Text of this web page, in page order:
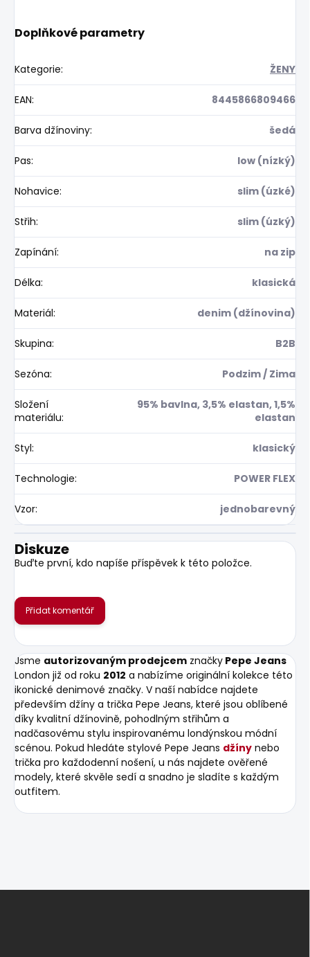
Doplňkové parametry
Kategorie: ŽENY
EAN: 8445866809466
Barva džínoviny: šedá
Pas: low (nízký)
Nohavice: slim (úzké)
Střih: slim (úzký)
Zapínání: na zip
Délka: klasická
Materiál: denim (džínovina)
Skupina: B2B
Sezóna: Podzim / Zima
Složení
materiálu:
95% bavlna, 3,5% elastan, 1,5%
elastan
Styl: klasický
Technologie: POWER FLEX
Vzor: jednobarevný
Diskuze
Buďte první, kdo napíše příspěvek k této položce.
Přidat komentář
Jsme autorizovaným prodejcem značky Pepe Jeans
London již od roku 2012 a nabízíme originální kolekce této
ikonické denimové značky. V naší nabídce najdete
především džíny a trička Pepe Jeans, které jsou oblíbené
díky kvalitní džínovině, pohodlným střihům a
nadčasovému stylu inspirovanému londýnskou módní
scénou. Pokud hledáte stylové Pepe Jeans džíny nebo
trička pro každodenní nošení, u nás najdete ověřené
modely, které skvěle sedí a snadno je sladíte s každým
outfitem.
Z